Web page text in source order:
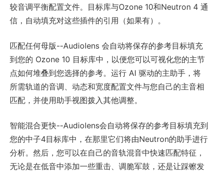
较音调平衡配置文件。目标库与Ozone 10和Neutron 4 通
信，自动填充对这些插件的引用（如果有）。
匹配任何母版--Audiolens 会自动将保存的参考目标填充
到您的 Ozone 10 目标库中，以便您可以可视化您的主节
点如何堆叠到您选择的参考。运行 AI 驱动的主助手，将
所需轨道的音调、动态和宽度配置文件与您自己的主音相
匹配，并使用助手视图拨入其他调整。
智能混合更快--Audiolens会自动将保存的参考目标填充到
您的中子4目标库中，在那里它们将由Neutron的助手进行
分析。然后，您可以在自己的音轨混音中快速匹配特征，
无论是在低音中添加一些重击、调脆军鼓，还是让踩镲发